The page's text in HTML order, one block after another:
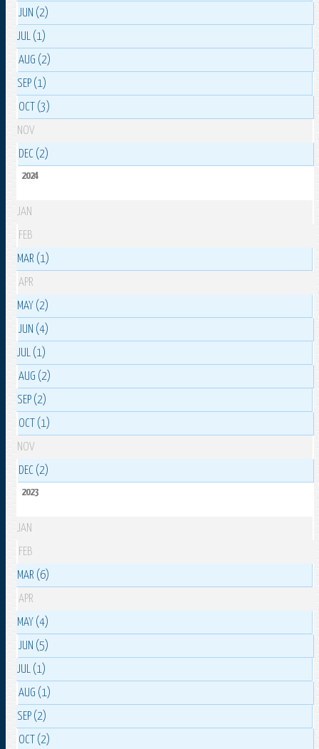
JUN (2)
JUL (1)
AUG (2)
SEP (1)
OCT (3)
NOV
DEC (2)
2024
JAN
FEB
MAR (1)
APR
MAY (2)
JUN (4)
JUL (1)
AUG (2)
SEP (2)
OCT (1)
NOV
DEC (2)
2023
JAN
FEB
MAR (6)
APR
MAY (4)
JUN (5)
JUL (1)
AUG (1)
SEP (2)
OCT (2)